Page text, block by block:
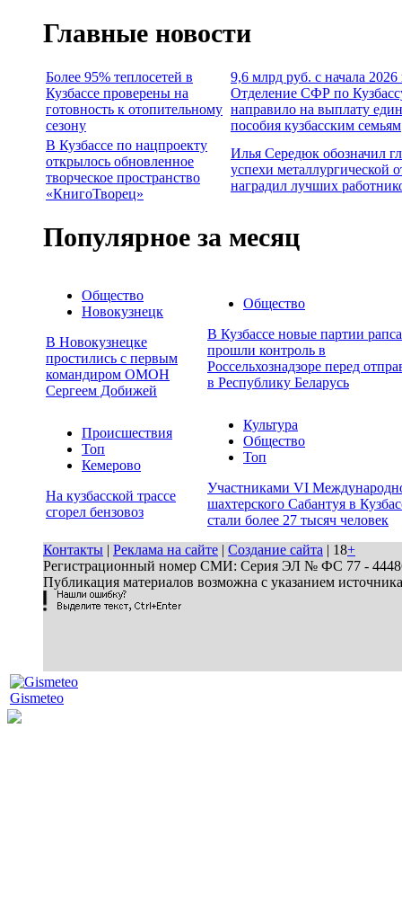
Главные новости
Более 95% теплосетей в
Кузбассе проверены на
готовность к отопительному
сезону
9,6 млрд руб. с начала 2026
Отделение СФР по
направило на выплату
пособия кузбасским семьям
В Кузбассе по нацпроекту
открылось обновленное
творческое пространство
«КнигоТворец»
Илья Середюк обозначил
успехи металлургической
наградил лучших
Популярное за месяц
Общество
Новокузнецк
В Новокузнецке
простились с первым
командиром ОМОН
Сергеем Добижей
Общество
В Кузбассе новые партии рапса
прошли контроль в
Россельхознадзоре перед
в Республику Беларусь
Происшествия
Топ
Кемерово
На кузбасской трассе
сгорел бензовоз
Культура
Общество
Топ
Участниками VI
шахтерского Сабантуя в
стали более 27 тысяч человек
Контакты | Реклама на сайте | Создание сайта | 18+
Регистрационный номер СМИ: Серия ЭЛ № ФС 77 - 44486
Публикация материалов возможна с указанием
Gismeteo